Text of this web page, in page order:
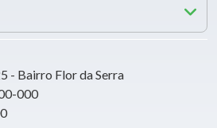
- Bairro Flor da Serra
000